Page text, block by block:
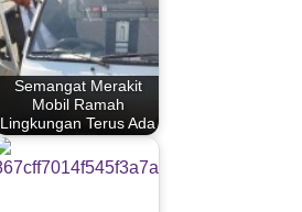
Semangat Merakit
Mobil Ramah
Lingkungan Terus Ada